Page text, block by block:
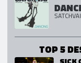
SATCHVAI
TOP 5